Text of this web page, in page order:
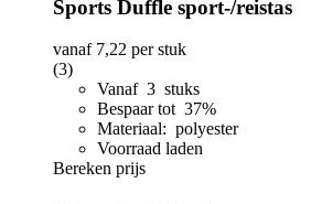
Sports Duffle sport-/reistas
vanaf 7,22 per stuk
(3)
Vanaf 3 stuks
Bespaar tot 37%
Materiaal: polyester
Voorraad laden
Bereken prijs